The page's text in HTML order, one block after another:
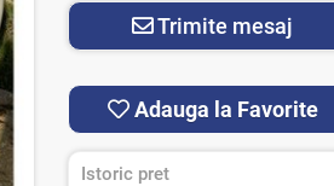
Trimite mesaj
Adauga la Favorite
Istoric pret